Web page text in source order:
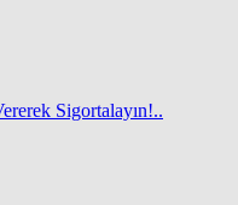
Sigortalayın!..